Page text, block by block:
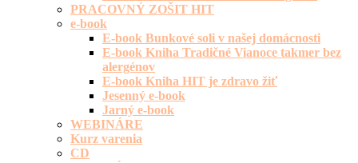
PRACOVNÝ ZOŠIT HIT
e-book
E-book Bunkové soli v našej domácnosti
E-book Kniha Tradičné Vianoce takmer bez
alergénov
E-book Kniha HIT je zdravo žiť
Jesenný e-book
Jarný e-book
WEBINÁRE
Kurz varenia
CD